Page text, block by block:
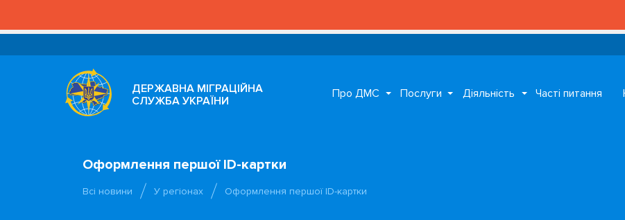
ДЕРЖАВНА МІГРАЦІЙНА
СЛУЖБА УКРАЇНИ
Про ДМС Послуги Діяльність Часті питання
Оформлення першої ID-картки
Всі новини У регіонах Оформлення першої ID-картки